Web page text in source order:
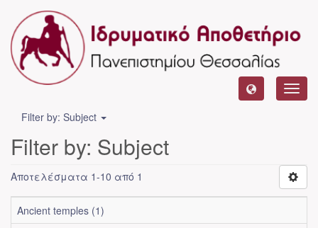
Filter by: Subject
Filter by: Subject
Αποτελέσματα 1-10 από 1
Ancient temples (1)